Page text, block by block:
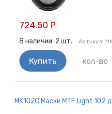
Штатные ксеноновые
Ксенон заднего хода
724.50 Р
В наличии: 2 шт. Артикул:
Купить кол-во
MK102C Маски MTF Light 102